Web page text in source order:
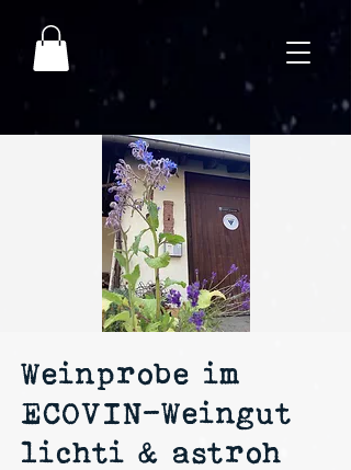
Weinprobe im
ECOVIN-Weingut
lichti & astroh